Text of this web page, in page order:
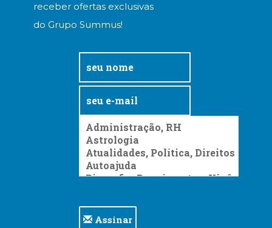
receber ofertas exclusivas
do Grupo Summus!
Assinar